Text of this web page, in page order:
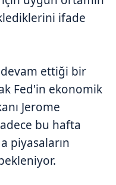
ifade
devam ettiği bir
Fed'in ekonomik
Jerome
bu hafta
piyasaların